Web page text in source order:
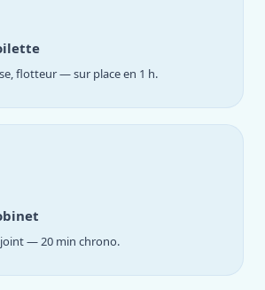
flotteur — sur place en 1 h.
— 20 min chrono.